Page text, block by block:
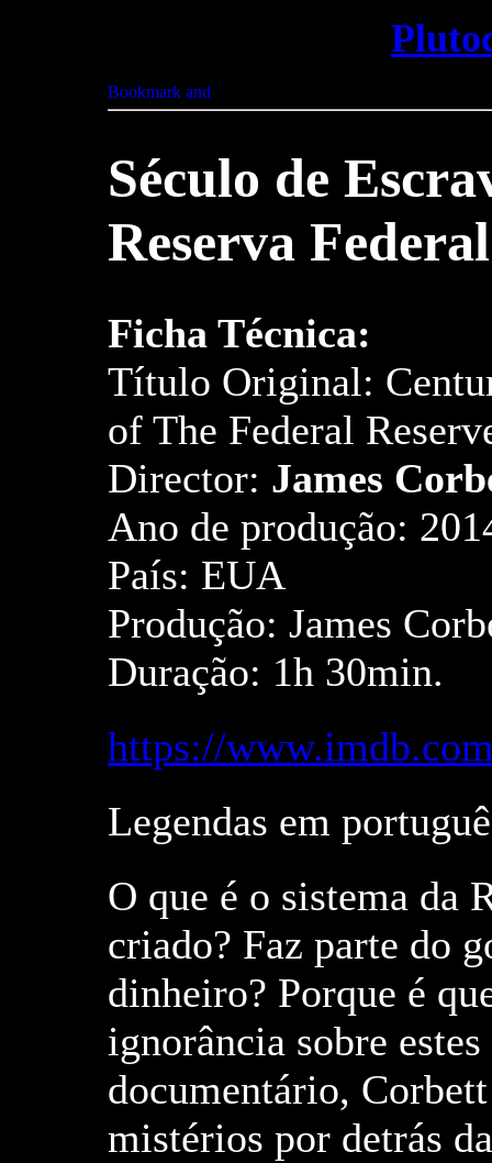
Século de
Reserva Federal
Ficha Técnica:
Título Original:
of The Federal
Director: James
Ano de produção:
País: EUA
Produção: James
Duração: 1h 30min.
https://
Legendas em
O que é o sistema da
criado? Faz parte do
dinheiro? Porque é
ignorância sobre
documentário,
mistérios por detrás